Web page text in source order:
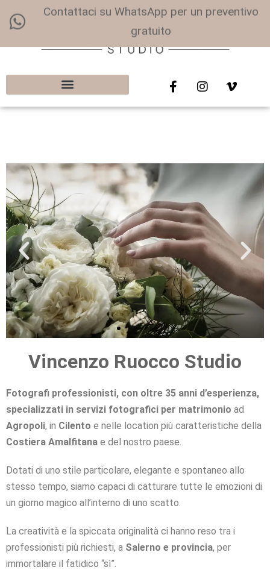
Contattaci su WhatsApp per un preventivo
gratuito
IMMAGINI RICERCATE E
Clicca qui
PARTICOLARE ATTENZIONE AI
Clicca qui
RACCONTIAMO CON AMORE IL
Clicca qui
RITRATTI CREATIVI
REPORTAGE DI MATRIMONIO
Clicca qui
LA VOSTRA FELICITÀ È LA
Clicca qui
IMMAGINI RICERCATE E
Clicca qui
PARTICOLARE ATTENZIONE AI
Clicca qui
RACCONTIAMO CON AMORE IL
Clicca qui
RITRATTI CREATIVI
REPORTAGE DI MATRIMONIO
Clicca qui
LA VOSTRA FELICITÀ È LA
Clicca qui
IMMAGINI RICERCATE E
Clicca qui
PARTICOLARE ATTENZIONE AI
Clicca qui
RACCONTIAMO CON AMORE IL
Clicca qui
RITRATTI CREATIVI
REPORTAGE DI MATRIMONIO
Clicca qui
LA VOSTRA FELICITÀ È LA
Clicca qui
Vincenzo Ruocco Studio
Fotografi professionisti, con oltre 35 anni d’esperienza,
specializzati in servizi fotografici per matrimonio ad
Agropoli, in Cilento e nelle location più caratteristiche della
Costiera Amalfitana e del nostro paese.
Dotati di uno stile particolare, elegante e spontaneo allo
stesso tempo, siamo capaci di catturare tutte le emozioni di
un giorno magico all’interno di uno scatto.
La creatività e la spiccata originalità ci hanno reso tra i
professionisti più richiesti, a Salerno e provincia, per
immortalare il fatidico “sì”.